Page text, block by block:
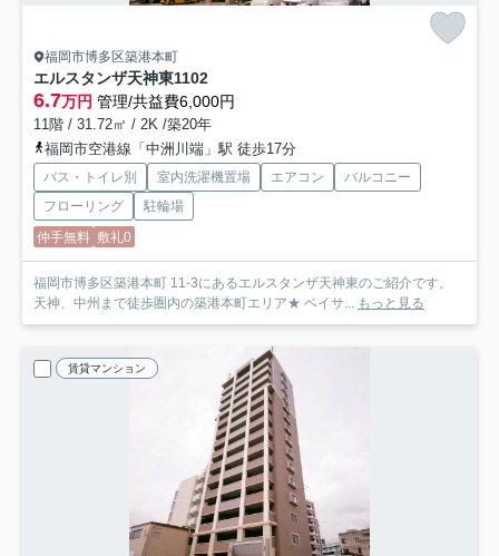
福岡市博多区築港本町
エルスタンザ天神東1102
6.7万円 管理/共益費6,000円
11階 / 31.72㎡ / 2K /築20年
福岡市空港線「中洲川端」駅 徒歩17分
バス・トイレ別 室内洗濯機置場 エアコン
バルコニー
フローリング
駐輪場
仲手無料 敷礼0
福岡市博多区築港本町 11-3にあるエルスタンザ天神東のご紹介です。
天神、中州まで徒歩圏内の築港本町エリア★ ベイサ... もっと見る
賃貸マンション